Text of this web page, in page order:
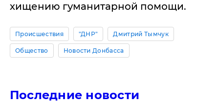
хищению гуманитарной помощи.
Происшествия "ДНР" Дмитрий Тымчук
Общество Новости Донбасса
Последние новости